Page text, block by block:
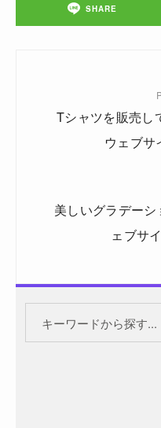
SHARE
Tシャツを販売し
ウェブサ
美しいグラデー
ェブサ